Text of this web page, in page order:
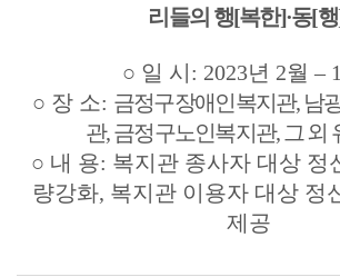
리들의 행[복한]·동[행
○ 일 시 : 2023년 2월–
○ 장 소: 금정구장애인복지관, 남
관,금정구노인복지관, 그 외
○ 내 용: 복지관 종사자 대상 정
량강화, 복지관 이용자 대상 정
제공